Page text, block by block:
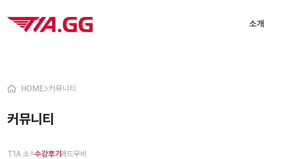
소개
HOME>커뮤니티
커뮤니티
T1A 소식수강후기 매드무비